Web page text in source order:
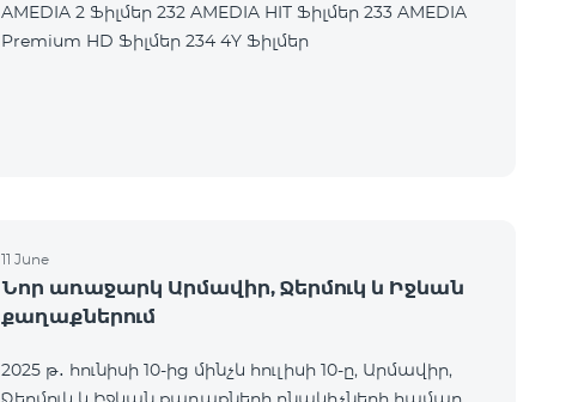
AMEDIA 2 Ֆիլմեր 232 AMEDIA HIT Ֆիլմեր 233 AMEDIA
Premium HD Ֆիլմեր 234 4Y Ֆիլմեր
11 June
Նոր առաջարկ Արմավիր, Ջերմուկ և Իջևան
քաղաքներում
2025 թ․ հունիսի 10-ից մինչև հուլիսի 10-ը, Արմավիր,